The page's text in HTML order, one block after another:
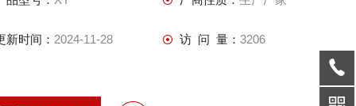
新时间： 2024-11-28 访 问 量： 3206